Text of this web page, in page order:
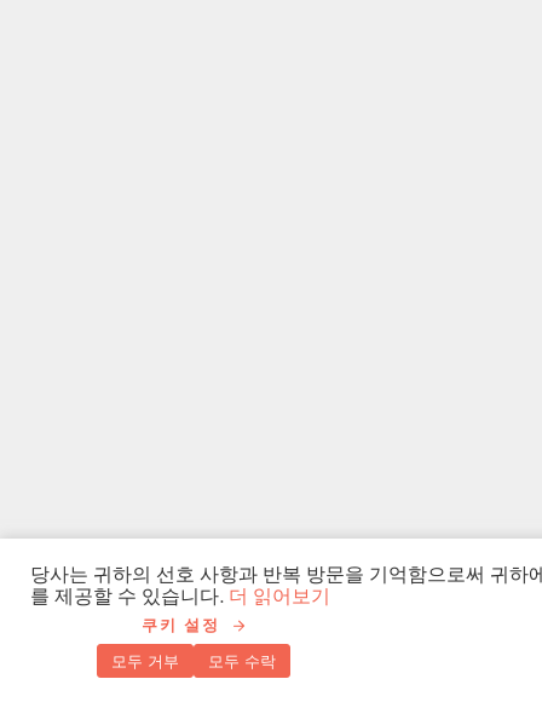
당사는 귀하의 선호 사항과 반복 방문을 기억함으로써 귀
를 제공할 수 있습니다. 더 읽어보기
쿠키 설정
모두 거부
모두 수락